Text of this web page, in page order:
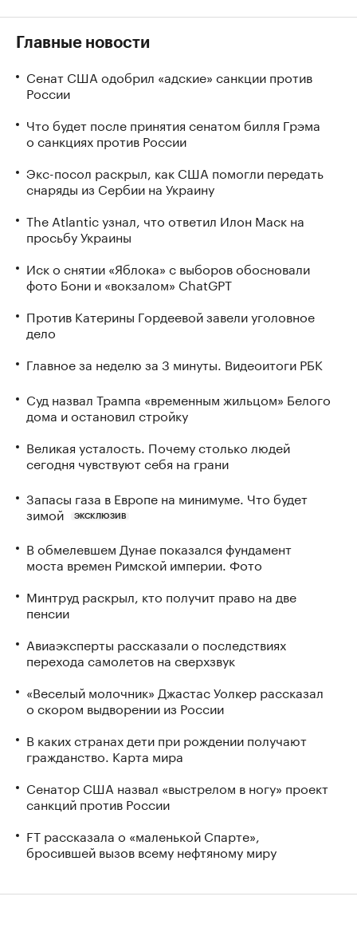
Главные новости
Сенат США одобрил «адские» санкции против
России
Что будет после принятия сенатом билля Грэма
о санкциях против России
Экс-посол раскрыл, как США помогли передать
снаряды из Сербии на Украину
The Atlantic узнал, что ответил Илон Маск на
просьбу Украины
Иск о снятии «Яблока» с выборов обосновали
фото Бони и «вокзалом» ChatGPT
Против Катерины Гордеевой завели уголовное
дело
Главное за неделю за 3 минуты. Видеоитоги РБК
Суд назвал Трампа «временным жильцом» Белого
дома и остановил стройку
Великая усталость. Почему столько людей
сегодня чувствуют себя на грани
Запасы газа в Европе на минимуме. Что будет
зимой
ЭКСКЛЮЗИВ
В обмелевшем Дунае показался фундамент
моста времен Римской империи. Фото
Минтруд раскрыл, кто получит право на две
пенсии
Авиаэксперты рассказали о последствиях
перехода самолетов на сверхзвук
«Веселый молочник» Джастас Уолкер рассказал
о скором выдворении из России
В каких странах дети при рождении получают
гражданство. Карта мира
Сенатор США назвал «выстрелом в ногу» проект
санкций против России
FT рассказала о «маленькой Спарте»,
бросившей вызов всему нефтяному миру